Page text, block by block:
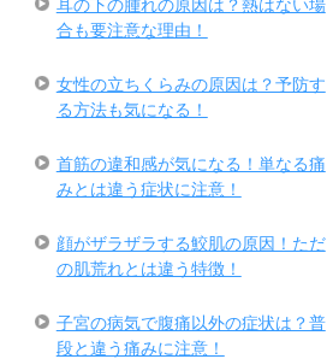
耳の下の腫れの原因は？熱はない場
合も要注意な理由！
女性の立ちくらみの原因は？予防す
る方法も気になる！
首筋の違和感が気になる！単なる痛
みとは違う症状に注意！
顔がザラザラする鮫肌の原因！ただ
の肌荒れとは違う特徴！
子宮の病気で腹痛以外の症状は？普
段と違う痛みに注意！